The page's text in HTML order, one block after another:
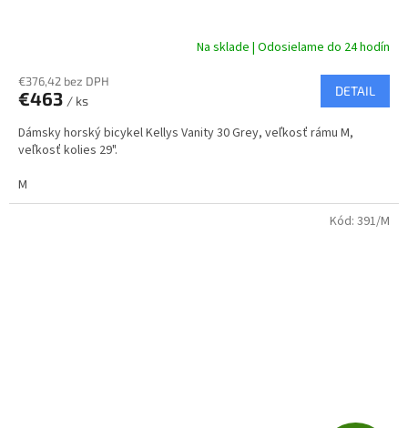
A
R
M
Na sklade | Odosielame do 24 hodín
€376,42 bez DPH
€463 / ks
DETAIL
Dámsky horský bicykel Kellys Vanity 30 Grey, veľkosť rámu M,
veľkosť kolies 29".
M
Kód: 391/M